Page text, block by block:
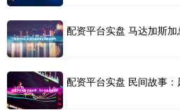
配资平台实盘 马达加斯
配资平台实盘 民间故事